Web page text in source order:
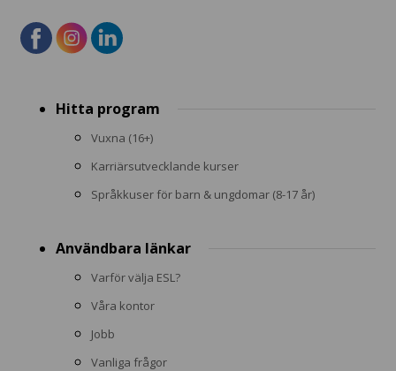
menuHitta program
Vuxna (16+)
Karriärsutvecklande kurser
Språkkuser för barn & ungdomar (8-17 år)
Användbara länkar
Varför välja ESL?
Våra kontor
Jobb
Vanliga frågor